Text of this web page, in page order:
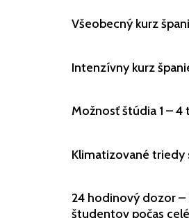
Všeobecný kurz
Intenzívny kurz
Možnosť štúdia 1 – 4
Klimatizované
24 hodinový dozor –
študentov počas